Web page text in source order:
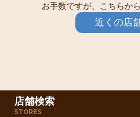
お手数ですが、こちらか
近くの店
店舗検索
STORES